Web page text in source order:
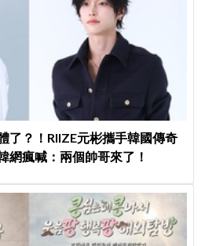
了？！RIIZE元彬攜手韓國傳奇
網瘋喊：兩個帥哥來了！